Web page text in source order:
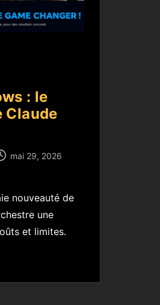
: le
Claude
mai 29, 2026
nouveauté de
une
et limites.